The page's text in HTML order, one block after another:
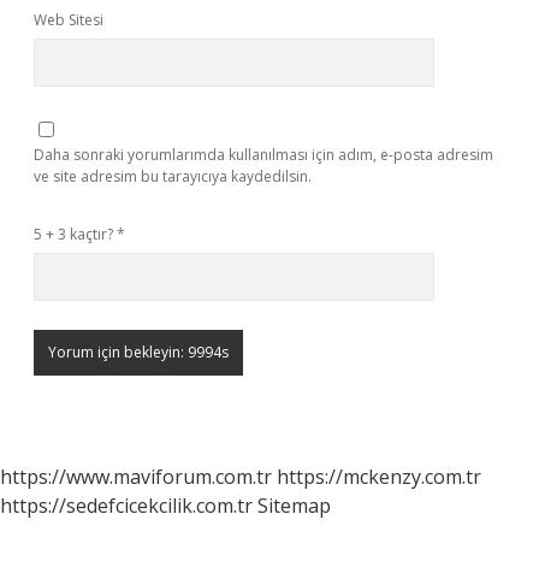
Web Sitesi
Daha sonraki yorumlarımda kullanılması için adım, e-posta adresim
ve site adresim bu tarayıcıya kaydedilsin.
5 + 3 kaçtır?*
https://www.maviforum.com.tr https://mckenzy.com.tr
https://sedefcicekcilik.com.trSitemap